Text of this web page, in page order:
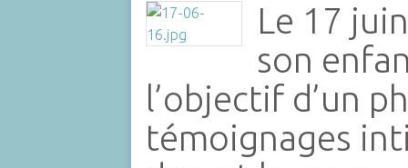
Le 17
son
l’objectif d’un
témoignages